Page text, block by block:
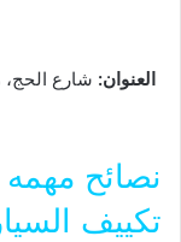
العنوان: شارع
نصائح
تكييف